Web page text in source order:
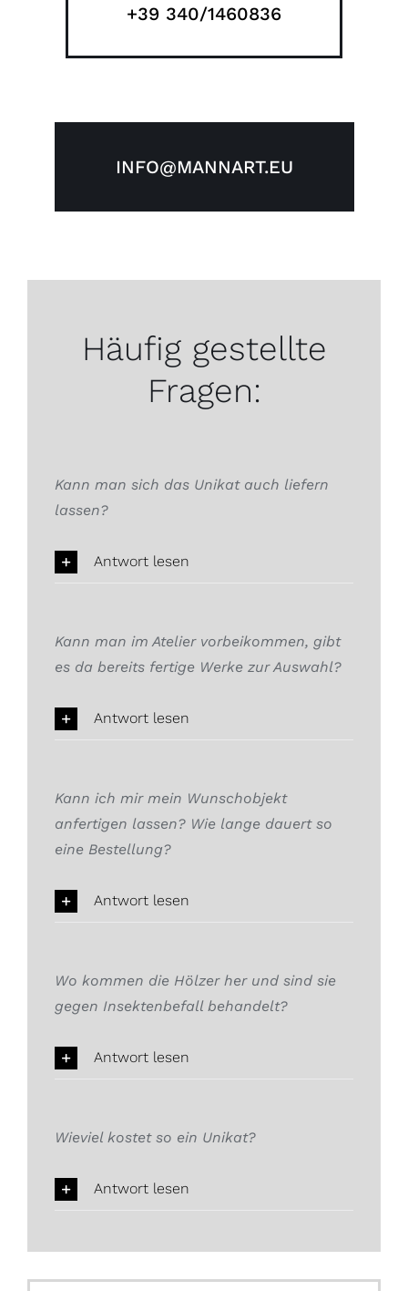
+39 340/1460836
INFO@MANNART.EU
Häufig gestellte
Fragen:
Kann man sich das Unikat auch liefern
lassen?
Antwort lesen
Kann man im Atelier vorbeikommen, gibt
es da bereits fertige Werke zur Auswahl?
Antwort lesen
Kann ich mir mein Wunschobjekt
anfertigen lassen? Wie lange dauert so
eine Bestellung?
Antwort lesen
Wo kommen die Hölzer her und sind sie
gegen Insektenbefall behandelt?
Antwort lesen
Wieviel kostet so ein Unikat?
Antwort lesen